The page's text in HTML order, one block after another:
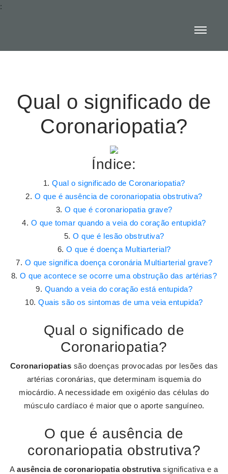
:
Qual o significado de
Coronariopatia?
Índice:
Qual o significado de Coronariopatia?
O que é ausência de coronariopatia obstrutiva?
O que é coronariopatia grave?
O que tomar quando a veia do coração entupida?
O que é lesão obstrutiva?
O que é doença Multiarterial?
O que significa doença coronária Multiarterial grave?
O que acontece se ocorre uma obstrução das artérias?
Quando a veia do coração está entupida?
Quais são os sintomas de uma veia entupida?
Qual o significado de
Coronariopatia?
Coronariopatias são doenças provocadas por lesões das
artérias coronárias, que determinam isquemia do
miocárdio. A necessidade em oxigénio das células do
músculo cardíaco é maior que o aporte sanguíneo.
O que é ausência de
coronariopatia obstrutiva?
Aausência de coronariopatia obstrutivasignificativa e a